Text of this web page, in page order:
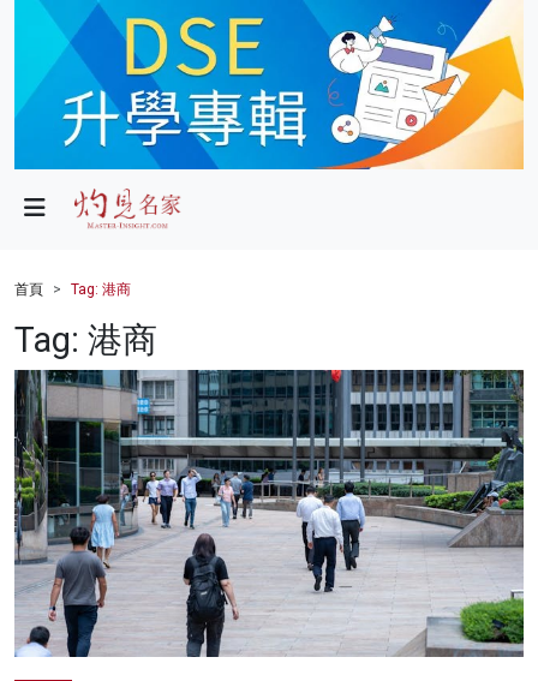
政局
財經
健康
商業
科技
影片
名家榜
灼見活動
首頁 Tag: 港商
Tag: 港商